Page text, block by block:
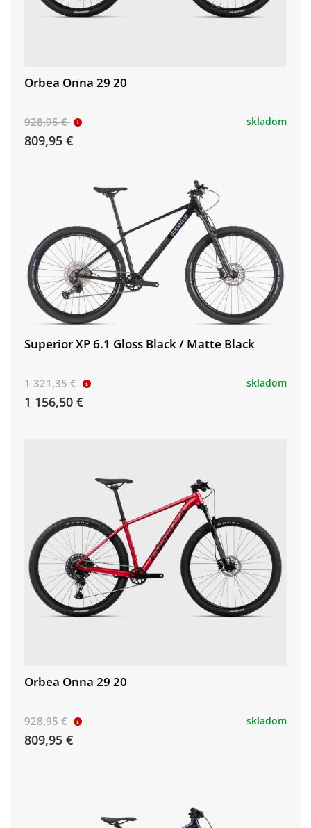
Orbea Onna 29 20
928,95 €
809,95 €
skladom
Superior XP 6.1 Gloss Black / Matte Black
1 321,35 €
1 156,50 €
skladom
Orbea Onna 29 20
928,95 €
809,95 €
skladom